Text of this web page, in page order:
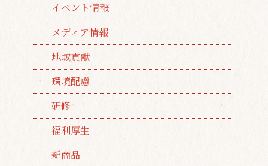
イベント情報
メディア情報
地域貢献
環境配慮
研修
福利厚生
新商品